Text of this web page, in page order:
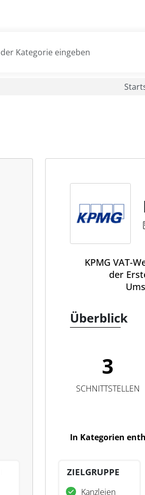
KPMG VAT-
der
Überblick
3
SCHNITTSTELLEN
In Kategorien
ZIELGRUPPE
Kanzleien